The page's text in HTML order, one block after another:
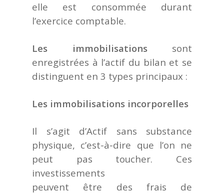
elle est consommée durant
l’exercice comptable.
Les immobilisations sont
enregistrées à l’actif du bilan et se
distinguent en 3 types principaux :
Les immobilisations incorporelles
Il s’agit d’Actif sans substance
physique, c’est-à-dire que l’on ne
peut pas toucher. Ces
investissements
peuvent être des frais de